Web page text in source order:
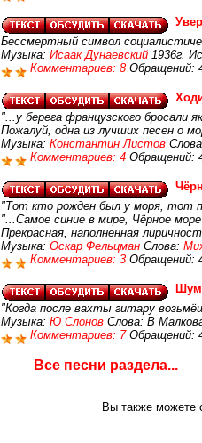
Бессмертный символ
Музыка: Исаак Дунаевский 1936г.
Комментариев: 8 Обращений:
"...у берега французского бросали
Пожалуй, одна из лучших песен о
Музыка: Константин Листов
Комментариев: 4 Обращений:
"Тот кто рожден был у моря, тот
"...Самое синие в мире, Чёрное
Прекрасная, наполненная
Музыка: Оскар Фельцман Слова:
Комментариев: 3 Обращений:
"Когда после вахты гитару
Музыка: Ю Слонов Слова: В
Комментариев: 7 Обращений:
Все песни раздела...
Вы также можете